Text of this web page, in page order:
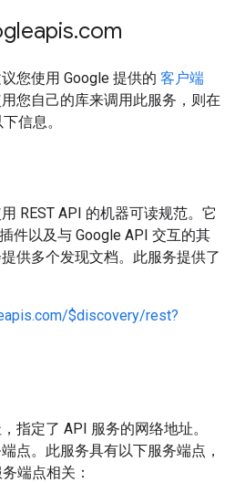
.com
您使用 Google 提供的 客户端
您自己的库来调用此服务，则在
信息。
REST API 的机器可读规范。它
件以及与 Google API 交互的其
供多个发现文档。此服务提供了
$discovery/rest?
指定了 API 服务的网络地址。
点。此服务具有以下服务端点，
端点相关：